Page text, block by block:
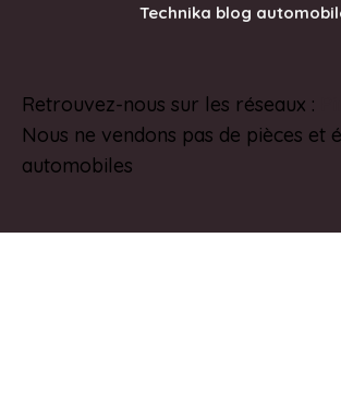
v
e
Technika blog
Retrouvez-nous sur les réseaux :
Nous ne vendons pas de pièces et
automobiles